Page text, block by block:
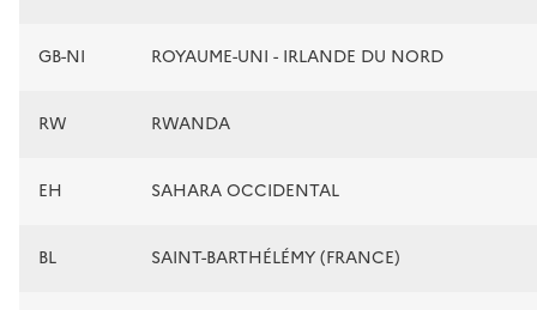
GB-NI ROYAUME-UNI - IRLANDE DU NORD
RW RWANDA
EH SAHARA OCCIDENTAL
BL SAINT-BARTHÉLÉMY (FRANCE)